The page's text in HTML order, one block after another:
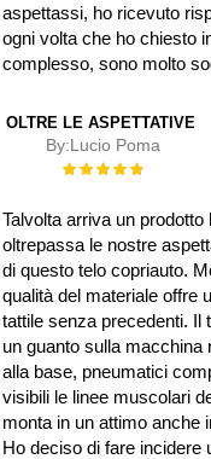
aspettassi, ho ricevuto
ogni volta che ho chiesto
complesso, sono molto
OLTRE LE ASPETTATIVE
By:Lucio Poma
Rating:
Talvolta arriva un prodotto
oltrepassa le nostre
di questo telo copriauto.
qualità del materiale offre
tattile senza precedenti. Il
un guanto sulla macchina
alla base, pneumatici
visibili le linee muscolari
monta in un attimo anche
Ho deciso di fare incidere